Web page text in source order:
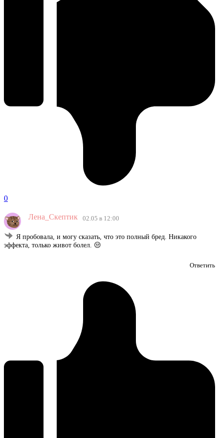
0
Лена_Скептик 02.05 в 12:00
Я пробовала, и могу сказать, что это полный бред. Никакого
эффекта, только живот болел. 😒
Ответить